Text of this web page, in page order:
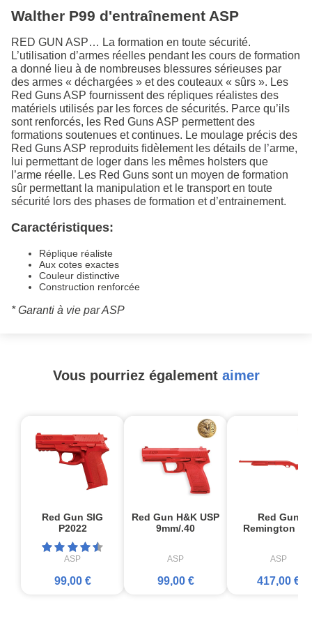
Walther P99 d'entraînement ASP
RED GUN ASP… La formation en toute sécurité.
L’utilisation d’armes réelles pendant les cours de formation
a donné lieu à de nombreuses blessures sérieuses par
des armes « déchargées » et des couteaux « sûrs ». Les
Red Guns ASP fournissent des répliques réalistes des
matériels utilisés par les forces de sécurités. Parce qu’ils
sont renforcés, les Red Guns ASP permettent des
formations soutenues et continues. Le moulage précis des
Red Guns ASP reproduits fidèlement les détails de l’arme,
lui permettant de loger dans les mêmes holsters que
l’arme réelle. Les Red Guns sont un moyen de formation
sûr permettant la manipulation et le transport en toute
sécurité lors des phases de formation et d’entrainement.
Caractéristiques:
Réplique réaliste
Aux cotes exactes
Couleur distinctive
Construction renforcée
* Garanti à vie par ASP
Vous pourriez également aimer
Red Gun SIG
P2022
ASP
99,00 €
Red Gun H&K USP
9mm/.40
ASP
99,00 €
Red Gun
Remington
ASP
417,00 €